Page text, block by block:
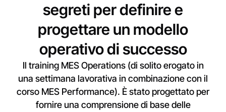
segreti per definire e
progettare un modello
operativo di successo
Il training MES Operations (di solito erogato in
una settimana lavorativa in combinazione con il
corso MES Performance). È stato progettato per
fornire una comprensione di base delle